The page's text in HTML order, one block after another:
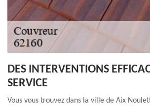
DES INTERVENTIONS
SERVICE
Vous vous trouvez dans la ville de Aix